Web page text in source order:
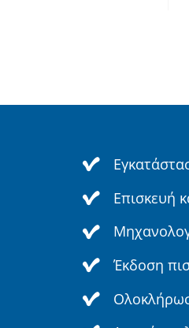
Επισκευή
Έκδοση